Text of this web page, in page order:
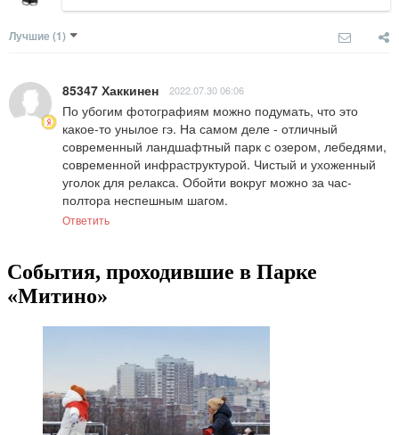
Лучшие (1)
85347 Хаккинен 2022.07.30 06:06
По убогим фотографиям можно подумать, что это
какое-то унылое гэ. На самом деле - отличный
современный ландшафтный парк с озером, лебедями,
современной инфраструктурой. Чистый и ухоженный
уголок для релакса. Обойти вокруг можно за час-
полтора неспешным шагом.
Ответить
События, проходившие в Парке
«Митино»